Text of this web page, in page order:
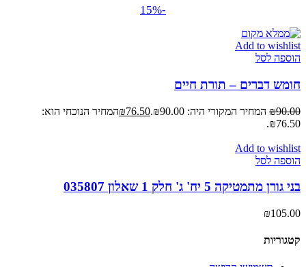
-15%
Add to wishlist
הוספה לסל
חומש דברים – תורת חיים
₪90.00 המחיר המקורי היה: ₪90.00. ₪76.50
המחיר הנוכחי הוא:
₪76.50.
Add to wishlist
הוספה לסל
בני גורן מתמטיקה 5 יח' ג' חלק 1 שאלון 035807
₪105.00
קטגוריות